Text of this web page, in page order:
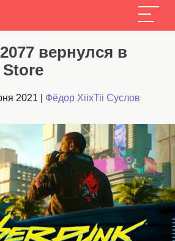
вернулся в
2021 Фёдор XiixTii Суслов